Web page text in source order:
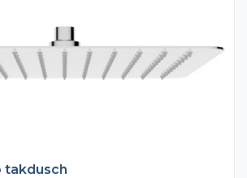
takdusch